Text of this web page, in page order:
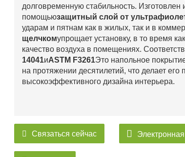
долговременную стабильность. Изготовлен
помощьюзащитный слой от
ударам и пятнам как в жилых, так и в
щелчкомупрощает установку, в то время как
качество воздуха в помещениях.
14041иASTM F3261Это напольное
на протяжении десятилетий, что делает
высокоэффективного дизайна интерьера.
Связаться сейчас